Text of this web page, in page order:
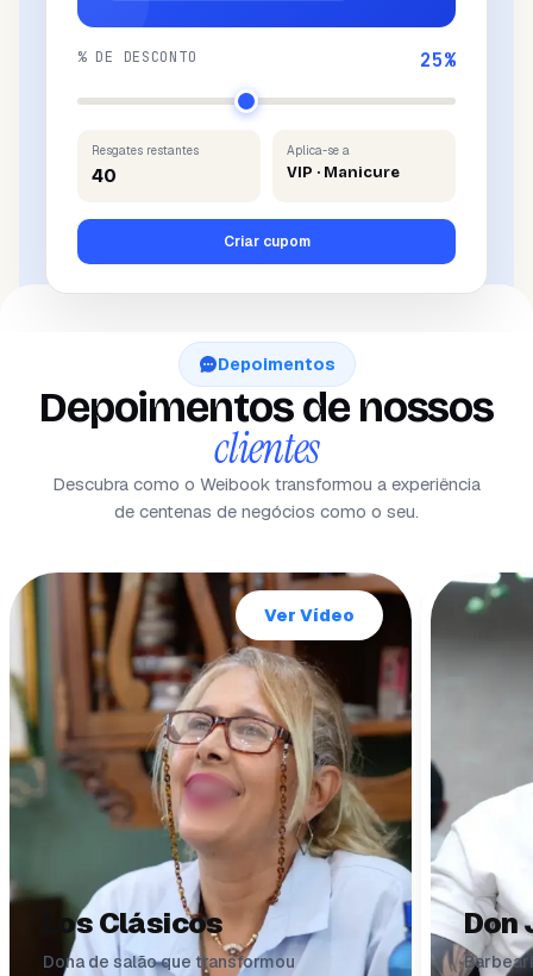
% DE DESCONTO 25%
Resgates restantes
40
Aplica-se a
VIP · Manicure
Criar cupom
Depoimentos
Depoimentos de nossos
clientes
Descubra como o Weibook transformou a experiência
de centenas de negócios como o seu.
Ver Vídeo
Los Clásicos
Dona de salão que transformou
Don